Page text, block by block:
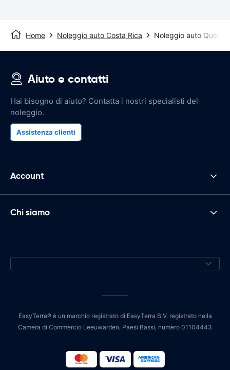
Home Noleggio auto Costa Rica Noleggio auto
Aiuto e contatti
Hai bisogno di aiuto? Contatta i nostri specialisti del
noleggio.
Assistenza clienti
Account
Chi siamo
EasyTerra® è un marchio registrato di EasyTerra B.V. registrato nella
Camera di Commercio Leeuwarden, Paesi Bassi, numero 01104443